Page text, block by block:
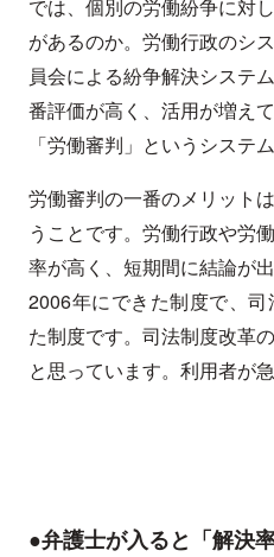
では、個別の労働紛争に対
があるのか。労働行政のシ
員会による紛争解決システ
番評価が高く、活用が増え
「労働審判」というシステム
労働審判の一番のメリット
うことです。労働行政や労
率が高く、短期間に結論が
2006年にできた制度で、
た制度です。司法制度改革
と思っています。利用者が
●弁護士が入ると「解決